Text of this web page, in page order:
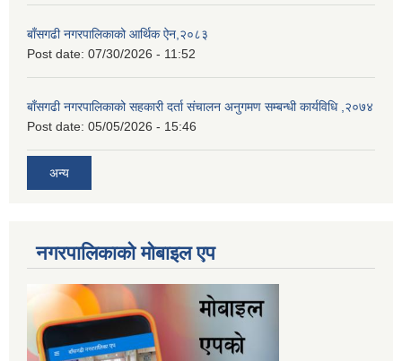
बाँसगढी नगरपालिकाको आर्थिक ऐन,२०८३
Post date: 07/30/2026 - 11:52
बाँसगढी नगरपालिकाको सहकारी दर्ता संचालन अनुगमण सम्बन्धी कार्यविधि ,२०७४
Post date: 05/05/2026 - 15:46
अन्य
नगरपालिकाकाे माेबाइल एप